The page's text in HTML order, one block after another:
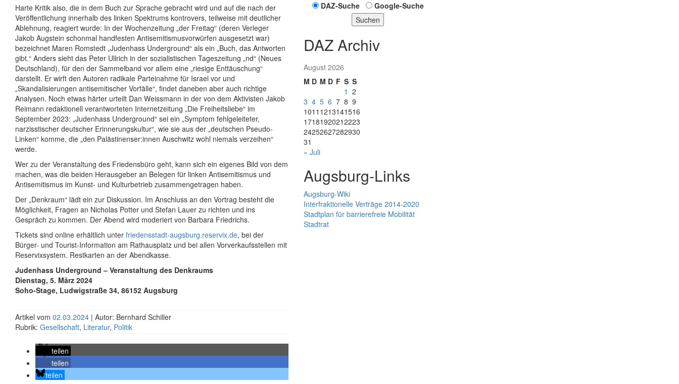
Harte Kritik also, die in dem Buch zur Sprache gebracht wird und auf die nach der
Veröffentlichung innerhalb des linken Spektrums kontrovers, teilweise mit deutlicher
Ablehnung, reagiert wurde: In der Wochenzeitung „der Freitag“ (deren Verleger
Jakob Augstein schonmal handfesten Antisemitismusvorwürfen ausgesetzt war)
bezeichnet Maren Romstedt „Judenhass Underground“ als ein „Buch, das Antworten
gibt.“ Anders sieht das Peter Ullrich in der sozialistischen Tageszeitung „nd“ (Neues
Deutschland), für den der Sammelband vor allem eine „riesige Enttäuschung“
darstellt. Er wirft den Autoren radikale Parteinahme für Israel vor und
„Skandalisierungen antisemitischer Vorfälle“, findet daneben aber auch richtige
Analysen. Noch etwas härter urteilt Dan Weissmann in der von dem Aktivisten Jakob
Reimann redaktionell verantworteten Internetzeitung „Die Freiheitsliebe“ im
September 2023: „Judenhass Underground“ sei ein „Symptom fehlgeleiteter,
narzisstischer deutscher Erinnerungskultur“, wie sie aus der „deutschen Pseudo-
Linken“ komme, die „den Palästinenser:innen Auschwitz wohl niemals verzeihen“
werde.
Wer zu der Veranstaltung des Friedensbüro geht, kann sich ein eigenes Bild von dem
machen, was die beiden Herausgeber an Belegen für linken Antisemitismus und
Antisemitismus im Kunst- und Kulturbetrieb zusammengetragen haben.
Der „Denkraum“ lädt ein zur Diskussion. Im Anschluss an den Vortrag besteht die
Möglichkeit, Fragen an Nicholas Potter und Stefan Lauer zu richten und ins
Gespräch zu kommen. Der Abend wird moderiert von Barbara Friedrichs.
Tickets sind online erhältlich unter friedensstadt-augsburg.reservix.de, bei der
Bürger- und Tourist-Information am Rathausplatz und bei allen Vorverkaufsstellen mit
Reservixsystem. Restkarten an der Abendkasse.
Judenhass Underground – Veranstaltung des Denkraums
Dienstag, 5. März 2024
Soho-Stage, Ludwigstraße 34, 86152 Augsburg
Artikel vom 02.03.2024 | Autor: Bernhard Schiller
Rubrik: Gesellschaft, Literatur, Politik
teilen
teilen
teilen
DAZ-Suche
Google-Suche
Suchen
DAZ Archiv
August 2026
M D M D F S S
1 2
3 4 5 6 7 8 9
1011 1213141516
17181920212223
24252627282930
31
« Juli
Augsburg-Links
Augsburg-Wiki
Interfraktionelle Verträge 2014-2020
Stadtplan für barrierefreie Mobilität
Stadtrat